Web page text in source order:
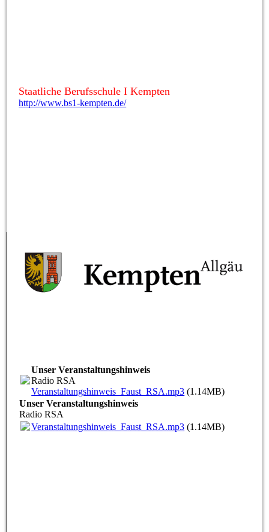
Staatliche Berufsschule I Kempten
http://www.bs1-kempten.de/
Unser Veranstaltungshinweis
Radio RSA
Veranstaltungshinweis_Faust_RSA.mp3 (1.14MB)
Unser Veranstaltungshinweis
Radio RSA
Veranstaltungshinweis_Faust_RSA.mp3 (1.14MB)